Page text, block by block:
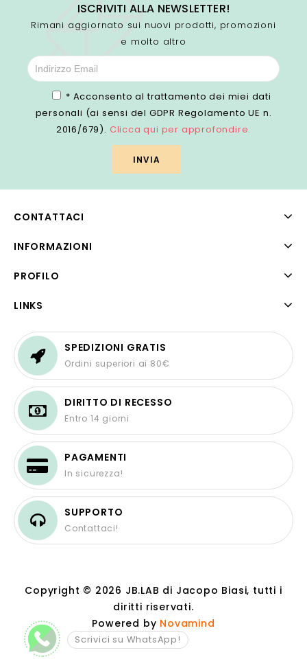
ISCRIVITI ALLA NEWSLETTER!
Rimani aggiornato sui nuovi prodotti, promozioni
e molto altro
* Acconsento al trattamento dei miei dati
personali (ai sensi del GDPR Regolamento UE n.
2016/679). Clicca qui per approfondire.
CONTATTACI
INFORMAZIONI
PROFILO
LINKS
SPEDIZIONI GRATIS
Ordini superiori ai 80€
DIRITTO DI RECESSO
Entro 14 giorni
PAGAMENTI
In sicurezza!
SUPPORTO
Contattaci!
Copyright © 2026 JB.LAB di Jacopo Biasi, tutti i
diritti riservati.
Powered by Novamind
Scrivici su WhatsApp!